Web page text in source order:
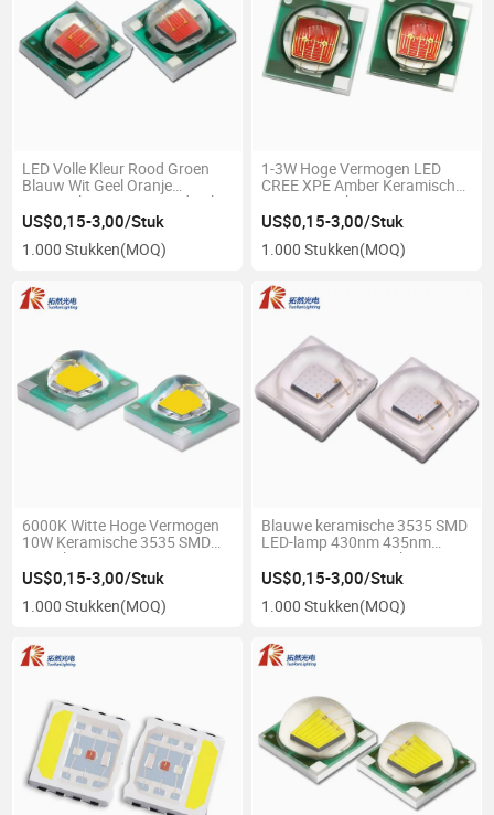
LED Volle Kleur Rood Groen
Blauw Wit Geel Oranje
Keramiek 3535 LED Diode Chip
US$0,15-3,00/Stuk
1.000 Stukken(MOQ)
1-3W Hoge Vermogen LED
CREE XPE Amber Keramisch
SMD 3535 Chip
US$0,15-3,00/Stuk
1.000 Stukken(MOQ)
6000K Witte Hoge Vermogen
10W Keramische 3535 SMD
LED Chip
US$0,15-3,00/Stuk
1.000 Stukken(MOQ)
Blauwe keramische 3535 SMD
LED-lamp 430nm 435nm
440nm 445nm 10W hoog
vermogen 90 graden LED-chip
US$0,15-3,00/Stuk
1.000 Stukken(MOQ)